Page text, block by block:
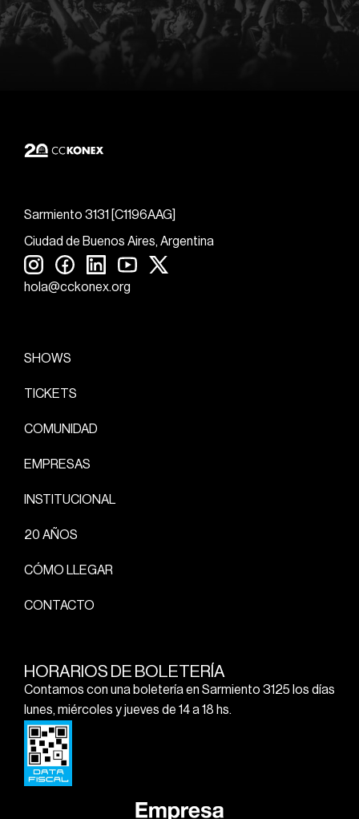
Sarmiento 3131 [C1196AAG]
Ciudad de Buenos Aires, Argentina
hola@cckonex.org
SHOWS
TICKETS
COMUNIDAD
EMPRESAS
INSTITUCIONAL
20 AÑOS
CÓMO LLEGAR
CONTACTO
HORARIOS DE BOLETERÍA
Contamos con una boletería en Sarmiento 3125 los días
lunes, miércoles y jueves de 14 a 18 hs.